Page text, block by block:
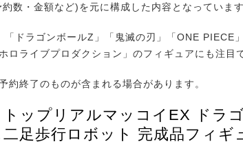
数・金額など)を元に構成した内容となっています
ドラゴンボールZ」「鬼滅の刃」「ONE PIECE
ライブプロダクション」のフィギュアにも注目で
約終了のものが含まれる場合があります。
ップリアルマッコイEX ドラ
足歩行ロボット 完成品フィギ